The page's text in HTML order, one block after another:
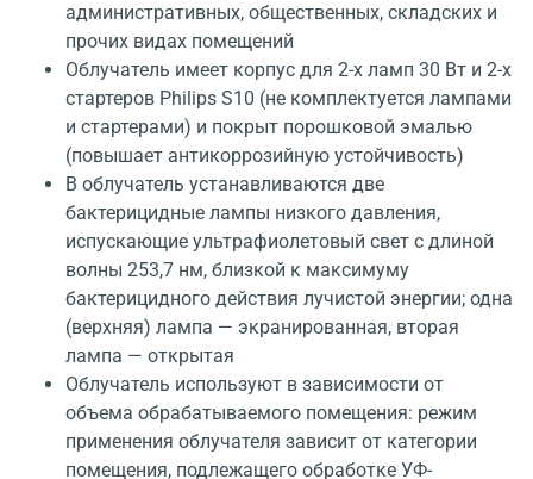
административных, общественных, складских и
прочих видах помещений
Облучатель имеет корпус для 2-х ламп 30 Вт и 2-х
стартеров Philips S10 (не комплектуется лампами
и стартерами) и покрыт порошковой эмалью
(повышает антикоррозийную устойчивость)
В облучатель устанавливаются две
бактерицидные лампы низкого давления,
испускающие ультрафиолетовый свет с длиной
волны 253,7 нм, близкой к максимуму
бактерицидного действия лучистой энергии; одна
(верхняя) лампа — экранированная, вторая
лампа — открытая
Облучатель используют в зависимости от
объема обрабатываемого помещения: режим
применения облучателя зависит от категории
помещения, подлежащего обработке УФ-